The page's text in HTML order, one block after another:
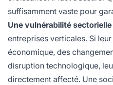
suffisamment vaste pour
Une vulnérabilité sectorielle
entreprises verticales. Si
économique, des
disruption technologique,
directement affecté. Une